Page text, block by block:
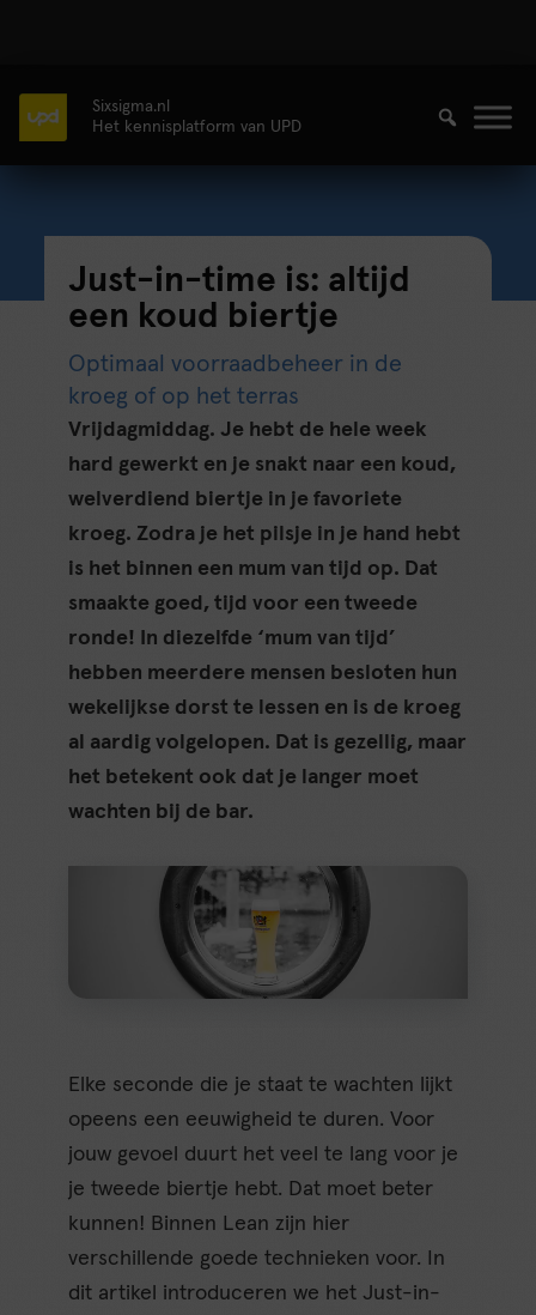
Sixsigma.nl
Het kennisplatform van UPD
Just-in-time is: altijd
een koud biertje
Optimaal voorraadbeheer in de
kroeg of op het terras
Vrijdagmiddag. Je hebt de hele week
hard gewerkt en je snakt naar een koud,
welverdiend biertje in je favoriete
kroeg. Zodra je het pilsje in je hand hebt
is het binnen een mum van tijd op. Dat
smaakte goed, tijd voor een tweede
ronde! In diezelfde ‘mum van tijd’
hebben meerdere mensen besloten hun
wekelijkse dorst te lessen en is de kroeg
al aardig volgelopen. Dat is gezellig, maar
het betekent ook dat je langer moet
wachten bij de bar.
Elke seconde die je staat te wachten lijkt
opeens een eeuwigheid te duren. Voor
jouw gevoel duurt het veel te lang voor je
je tweede biertje hebt. Dat moet beter
kunnen! Binnen Lean zijn hier
verschillende goede technieken voor. In
dit artikel introduceren we het Just-in-